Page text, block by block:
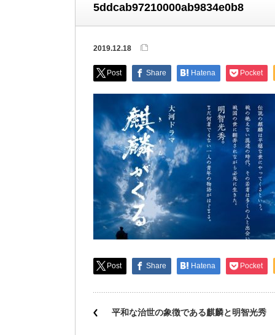
5ddcab97210000ab9834e0b8
2019.12.18
Post Share Hatena Pocket
Post Share Hatena Pocket
平和な治世の象徴である麒麟と明智光秀